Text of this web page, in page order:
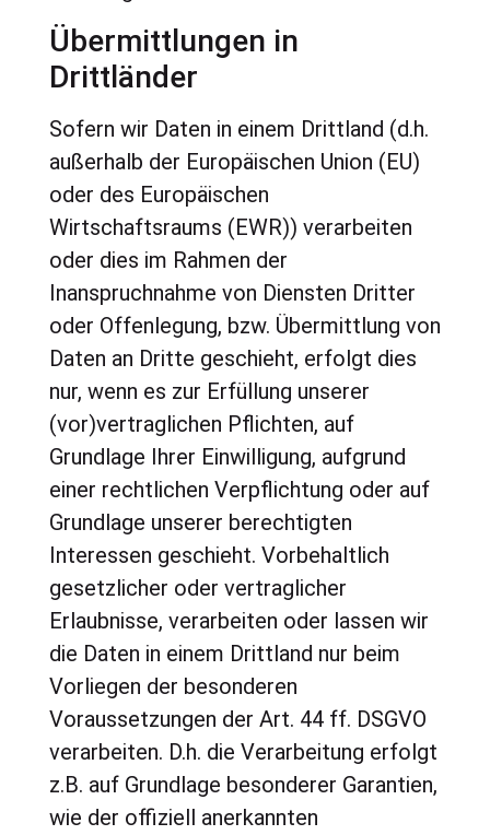
Übermittlungen in
Drittländer
Sofern wir Daten in einem Drittland (d.h.
außerhalb der Europäischen Union (EU)
oder des Europäischen
Wirtschaftsraums (EWR)) verarbeiten
oder dies im Rahmen der
Inanspruchnahme von Diensten Dritter
oder Offenlegung, bzw. Übermittlung von
Daten an Dritte geschieht, erfolgt dies
nur, wenn es zur Erfüllung unserer
(vor)vertraglichen Pflichten, auf
Grundlage Ihrer Einwilligung, aufgrund
einer rechtlichen Verpflichtung oder auf
Grundlage unserer berechtigten
Interessen geschieht. Vorbehaltlich
gesetzlicher oder vertraglicher
Erlaubnisse, verarbeiten oder lassen wir
die Daten in einem Drittland nur beim
Vorliegen der besonderen
Voraussetzungen der Art. 44 ff. DSGVO
verarbeiten. D.h. die Verarbeitung erfolgt
z.B. auf Grundlage besonderer Garantien,
wie der offiziell anerkannten